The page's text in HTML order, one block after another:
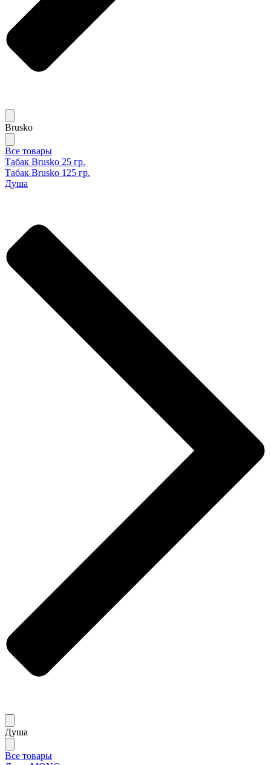
Brusko
Все товары
Табак Brusko 25 гр.
Табак Brusko 125 гр.
Душа
Душа
Все товары